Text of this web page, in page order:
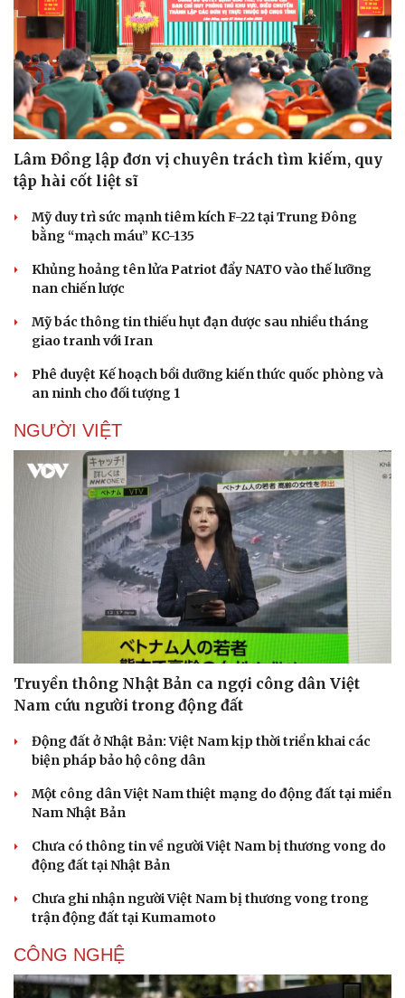
Pháp luật
Tin nóng
Tư vấn luật
Việt Nam
Lâm Đồng lập đơn vị chuyên trách tìm kiếm, quy
tập hài cốt liệt sĩ
Mỹ duy trì sức mạnh tiêm kích F-22 tại Trung Đông
bằng “mạch máu” KC-135
Khủng hoảng tên lửa Patriot đẩy NATO vào thế lưỡng
nan chiến lược
Mỹ bác thông tin thiếu hụt đạn dược sau nhiều tháng
giao tranh với Iran
Phê duyệt Kế hoạch bồi dưỡng kiến thức quốc phòng và
an ninh cho đối tượng 1
NGƯỜI VIỆT
Truyền thông Nhật Bản ca ngợi công dân Việt
Nam cứu người trong động đất
Động đất ở Nhật Bản: Việt Nam kịp thời triển khai các
biện pháp bảo hộ công dân
Một công dân Việt Nam thiệt mạng do động đất tại miền
Nam Nhật Bản
Chưa có thông tin về người Việt Nam bị thương vong do
động đất tại Nhật Bản
Chưa ghi nhận người Việt Nam bị thương vong trong
trận động đất tại Kumamoto
CÔNG NGHỆ